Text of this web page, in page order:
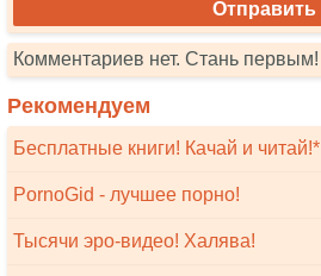
Комментариев нет. Стань первым!
Рекомендуем
Бесплатные книги! Качай и читай!*
PornoGid - лучшее порно!
Тысячи эро-видео! Халява!